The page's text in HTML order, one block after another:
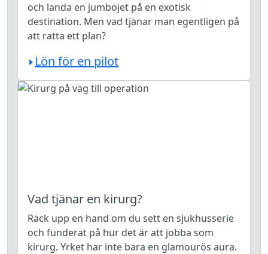
och landa en jumbojet på en exotisk
destination. Men vad tjänar man egentligen på
att ratta ett plan?
Lön för en pilot
Vad tjänar en kirurg?
Räck upp en hand om du sett en sjukhusserie
och funderat på hur det är att jobba som
kirurg. Yrket har inte bara en glamourös aura.